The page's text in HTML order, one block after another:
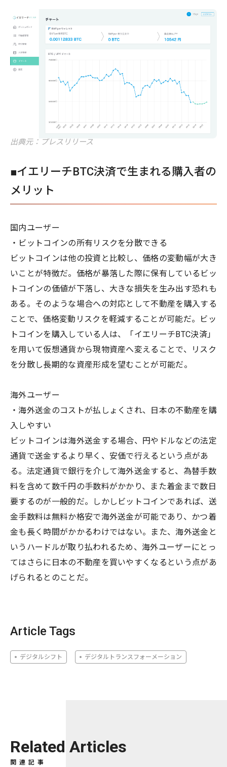
出典元：プレスリリース
■イエリーチBTC決済で生まれる購入者の
メリット
国内ユーザー
・ビットコインの所有リスクを分散できる
ビットコインは他の投資と比較し、価格の変動幅が大き
いことが特徴だ。価格が暴落した際に保有しているビッ
トコインの価値が下落し、大きな損失を生み出す恐れも
ある。そのような場合への対応として不動産を購入する
ことで、価格変動リスクを軽減することが可能だ。ビッ
トコインを購入している人は、「イエリーチBTC決済」
を用いて仮想通貨から現物資産へ変えることで、リスク
を分散し長期的な資産形成を望むことが可能だ。
海外ユーザー
・海外送金のコストが払しょくされ、日本の不動産を購
入しやすい
ビットコインは海外送金する場合、円やドルなどの法定
通貨で送金するより早く、安価で行えるという点があ
る。法定通貨で銀行を介して海外送金すると、為替手数
料を含めて数千円の手数料がかかり、また着金まで数日
要するのが一般的だ。しかしビットコインであれば、送
金手数料は無料か格安で海外送金が可能であり、かつ着
金も長く時間がかかるわけではない。また、海外送金と
いうハードルが取り払われるため、海外ユーザーにとっ
てはさらに日本の不動産を買いやすくなるという点があ
げられるとのことだ。
Article Tags
デジタルシフト デジタルトランスフォーメーション
Related Articles
関連記事